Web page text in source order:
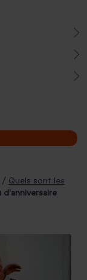
/ Quels sont les
d'anniversaire